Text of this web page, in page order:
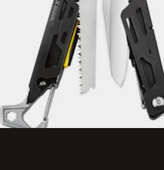
LEATHERMAN Signal
nylonkotelolla